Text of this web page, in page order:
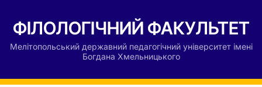
ФІЛОЛОГІЧНИЙ ФАКУЛЬТЕТ
Мелітопольський державний педагогічний університет імені
Богдана Хмельницького